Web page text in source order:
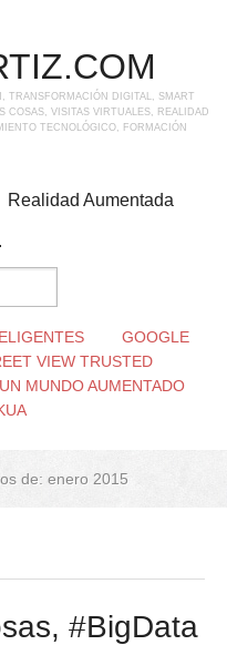
TRANSFORMACIÓN DIGITAL, SMART
COSAS, VISITAS VIRTUALES, REALIDAD
TECNOLÓGICO, FORMACIÓN
Realidad Aumentada
GOOGLE
VIEW TRUSTED
UN MUNDO AUMENTADO
de: enero 2015
#BigData